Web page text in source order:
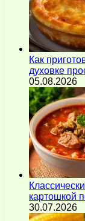
Как
духовке
05.08.2026
картошкой
30.07.2026